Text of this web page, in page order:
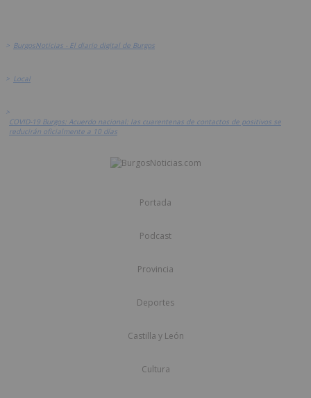
> BurgosNoticias - El diario digital de Burgos
> Local
>
COVID-19 Burgos: Acuerdo nacional: las cuarentenas de contactos de positivos se
reducirán oficialmente a 10 días
Portada
Podcast
Provincia
Deportes
Castilla y León
Cultura